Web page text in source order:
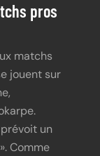
pros
matchs
jouent sur
un
Comme